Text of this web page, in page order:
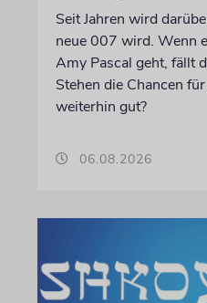
Seit Jahren wird
neue 007 wird. Wenn
Amy Pascal geht, fällt
Stehen die Chancen
weiterhin gut?
06.08.2026